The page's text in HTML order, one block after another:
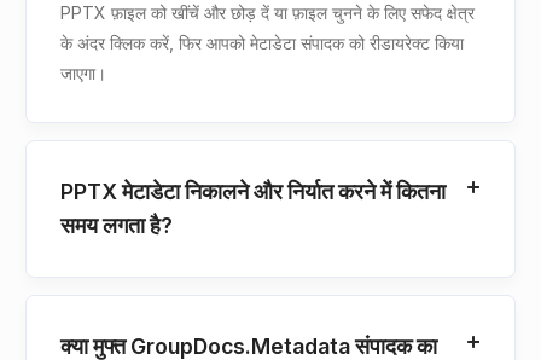
PPTX फ़ाइल को खींचें और छोड़ दें या फ़ाइल चुनने के लिए सफेद क्षेत्र
के अंदर क्लिक करें, फिर आपको मेटाडेटा संपादक को रीडायरेक्ट किया
जाएगा।
PPTX मेटाडेटा निकालने और निर्यात करने में कितना
समय लगता है?
क्या मुफ्त GroupDocs.Metadata संपादक का